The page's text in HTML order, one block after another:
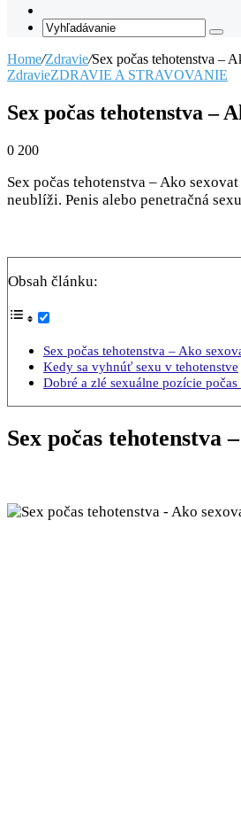
Article
Home/Zdravie/Sex počas tehotenstva –
ZdravieZDRAVIE A STRAVOVANIE
Sex počas tehotenstva –
0 200
Sex počas tehotenstva – Ako
neublíži. Penis alebo penetračná
Obsah článku:
Sex počas tehotenstva – Ako
Kedy sa vyhnúť sexu v tehotenstve
Dobré a zlé sexuálne pozície počas
Sex počas tehotenstva